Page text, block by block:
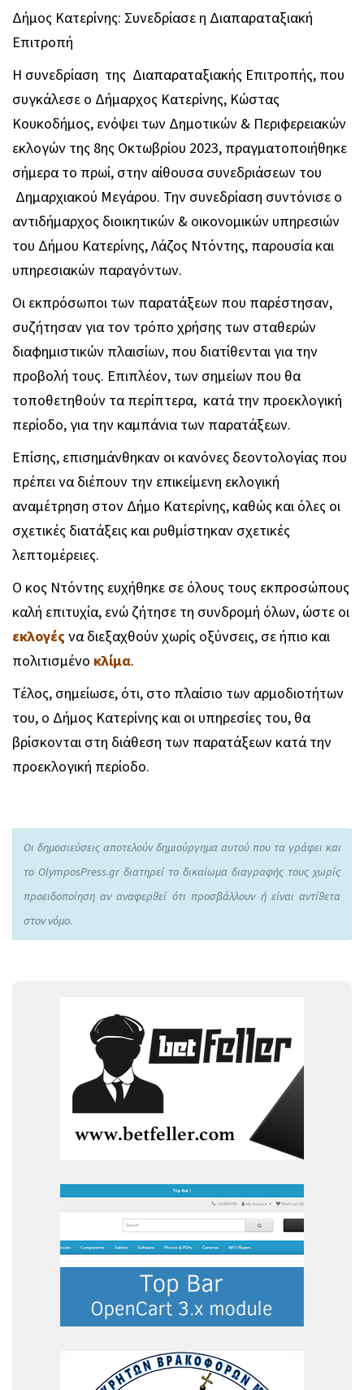
Δήμος Κατερίνης: Συνεδρίασε η Διαπαραταξιακή
Επιτροπή
Η συνεδρίαση της Διαπαραταξιακής Επιτροπής, που
συγκάλεσε ο Δήμαρχος Κατερίνης, Κώστας
Κουκοδήμος, ενόψει των Δημοτικών & Περιφερειακών
εκλογών της 8ης Οκτωβρίου 2023, πραγματοποιήθηκε
σήμερα το πρωί, στην αίθουσα συνεδριάσεων του
Δημαρχιακού Μεγάρου. Την συνεδρίαση συντόνισε ο
αντιδήμαρχος διοικητικών & οικονομικών υπηρεσιών
του Δήμου Κατερίνης, Λάζος Ντόντης, παρουσία και
υπηρεσιακών παραγόντων.
Οι εκπρόσωποι των παρατάξεων που παρέστησαν,
συζήτησαν για τον τρόπο χρήσης των σταθερών
διαφημιστικών πλαισίων, που διατίθενται για την
προβολή τους. Επιπλέον, των σημείων που θα
τοποθετηθούν τα περίπτερα, κατά την προεκλογική
περίοδο, για την καμπάνια των παρατάξεων.
Επίσης, επισημάνθηκαν οι κανόνες δεοντολογίας που
πρέπει να διέπουν την επικείμενη εκλογική
αναμέτρηση στον Δήμο Κατερίνης, καθώς και όλες οι
σχετικές διατάξεις και ρυθμίστηκαν σχετικές
λεπτομέρειες.
Ο κος Ντόντης ευχήθηκε σε όλους τους εκπροσώπους
καλή επιτυχία, ενώ ζήτησε τη συνδρομή όλων, ώστε οι
εκλογές να διεξαχθούν χωρίς οξύνσεις, σε ήπιο και
πολιτισμένο κλίμα.
Τέλος, σημείωσε, ότι, στο πλαίσιο των αρμοδιοτήτων
του, ο Δήμος Κατερίνης και οι υπηρεσίες του, θα
βρίσκονται στη διάθεση των παρατάξεων κατά την
προεκλογική περίοδο.
Οι δημοσιεύσεις αποτελούν δημιούργημα αυτού που τα γράφει και
το OlymposPress.gr διατηρεί το δικαίωμα διαγραφής τους χωρίς
προειδοποίηση αν αναφερθεί ότι προσβάλλουν ή είναι αντίθετα
στον νόμο.